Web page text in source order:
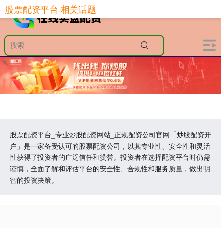
股票配资平台_专业炒股配资网站_正规配资公司官网「炒股配资开
户」是一家备受认可的股票配资公司，以其专业性、安全性和灵活
性获得了投资者的广泛信任和赞誉。投资者在选择配资平台时仍需
谨慎，全面了解和评估平台的安全性、合规性和服务质量，做出明
智的投资决策。
股票配资平台 相关话题